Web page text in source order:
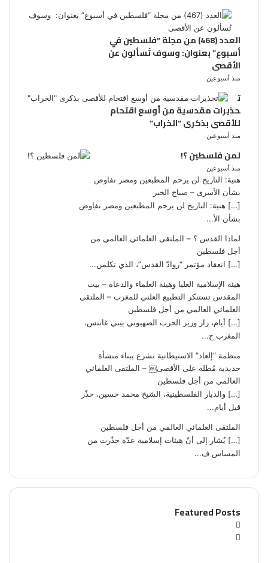
العدد (468) من مجلة “فلسطين في
أسبوع” بعنوان: وسوف تُسألون عن
الأقصى
منذ أسبوعين
ت
حذيرات مقدسية من أوسع اقتحام
للأقصى بذكرى “الخراب”
منذ أسبوعين
لمن فلسطين ؟!
منذ أسبوعين
هنية: التاريخ لن يرحم المطبعين ومصر تفاوض
بشأن الأسرى – صباح الخير
[…] هنية: التاريخ لن يرحم المطبعين ومصر تفاوض
بشأن الأ...
لماذا القدس ؟ – الملتقى العلمائي العالمي من
أجل فلسطين
[…] انعقاد مؤتمر “روادّ القدس”، الذي تكلمن...
هيئة الإسلامية العليا وهيئة العلماء والدعاة – بيت
المقدس تستنكر التطبيع العلني للمغرب – الملتقى
العلمائي العالمي من أجل فلسطين
[…] أيام، زار وزير الحرب الصهيوني بيني غانتس،
المغرب ح...
منظمة “إلعاد” الاستيطانية تشرع ببناء منشأة
حديدية مُطلة على الأقصى￼ – الملتقى العلمائي
العالمي من أجل فلسطين
[…] والديار الفلسطينية، الشيخ محمد حسين، حذّر
قبل أيام...
الملتقى العلمائي العالمي من أجل فلسطين
[…] يُشار إلى أنّ هيئات إسلامية عدّة حذّرت من
المساس ف...
Featured Posts